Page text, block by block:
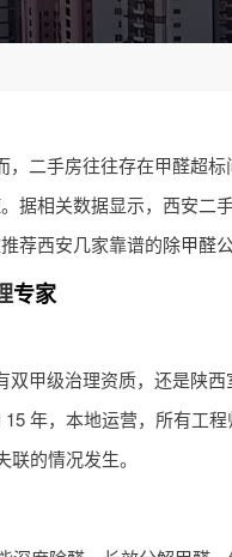
二手房往往存在甲醛超
据相关数据显示，西安
荐西安几家靠谱的除甲醛
专家
双甲级治理资质，还是陕
年，本地运营，所有工
的情况发生。